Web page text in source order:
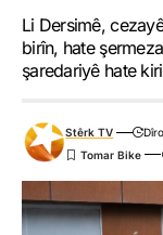
Li Dersimê,
birîn, hate
şaredariyê hate
Stêrk TV